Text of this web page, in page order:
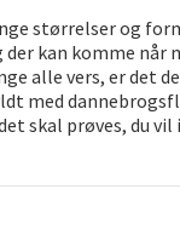
størrelser og
kan komme når
alle vers, er det
med
skal prøves, du